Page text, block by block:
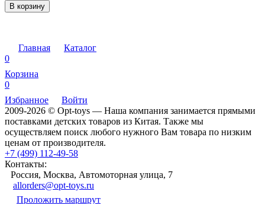
В корзину
Главная
Каталог
0
Корзина
0
Избранное
Войти
2009-2026 © Opt-toys — Наша компания занимается прямыми
поставками детских товаров из Китая. Также мы
осуществляем поиск любого нужного Вам товара по низким
ценам от производителя.
+7 (499) 112-49-58
Контакты:
Россия, Москва, Автомоторная улица, 7
allorders@opt-toys.ru
Проложить маршрут